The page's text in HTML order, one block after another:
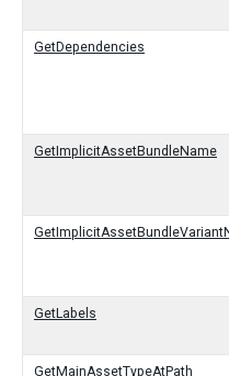
GetDependencies
GetImplicitAssetBundleName
GetLabels
GetMainAssetTypeAtPath